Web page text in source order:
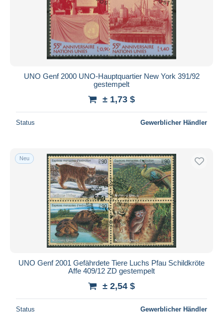
UNO Genf 2000 UNO-Hauptquartier New York 391/92
gestempelt
± 1,73 $
Status Gewerblicher Händler
Neu
UNO Genf 2001 Gefährdete Tiere Luchs Pfau Schildkröte
Affe 409/12 ZD gestempelt
± 2,54 $
Status Gewerblicher Händler